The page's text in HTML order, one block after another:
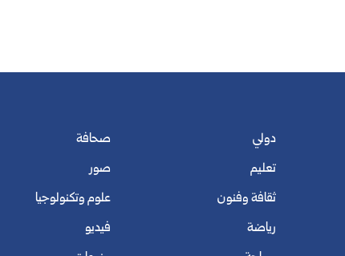
دولي
تعليم
ثقافة وفنون
رياضة
صحافة
صور
علوم وتكنولوجيا
فيديو